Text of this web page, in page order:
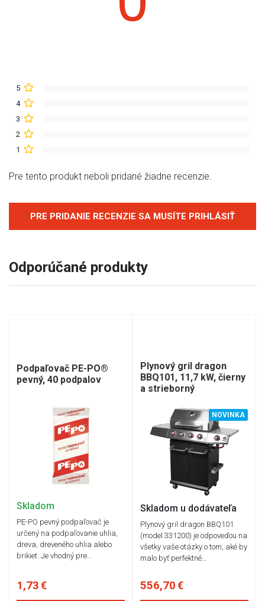
5
4
3
2
1
Pre tento produkt neboli pridané žiadne recenzie.
PRE PRIDANIE RECENZIE SA MUSÍTE PRIHLÁSIŤ
Odporúčané produkty
Podpaľovač PE-PO®
pevný, 40 podpalov
Skladom
PE-PO pevný podpaľovač je
určený na podpaľovanie uhlia,
dreva, dreveného uhlia alebo
brikiet. Je vhodný pre…
1,73 €
Plynový gril dragon
BBQ101, 11,7 kW, čierny
a strieborný
NOVINKA
Skladom u dodávateľa
Plynový gril dragon BBQ101
(model 331200) je odpoveďou na
všetky vaše otázky o tom, aké by
malo byť perfektné…
556,70 €